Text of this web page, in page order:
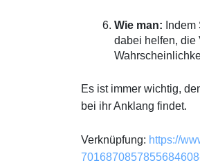
Wie man:
dabei helfen, die
Es ist immer wichtig,
bei ihr Anklang findet.
Verknüpfung: https://